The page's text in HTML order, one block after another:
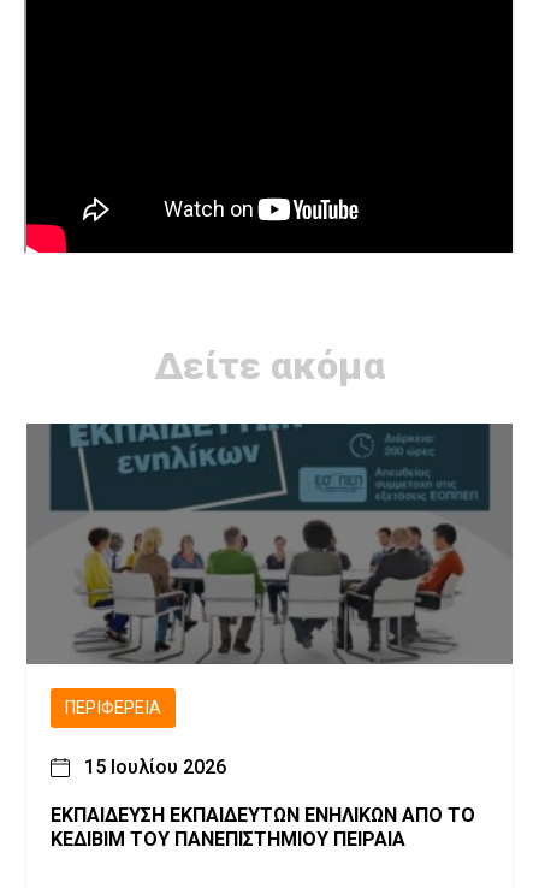
Δείτε ακόμα
ΠΕΡΙΦΈΡΕΙΑ
15 Ιουλίου 2026
ΕΚΠΑΙΔΕΥΣΗ ΕΚΠΑΙΔΕΥΤΩΝ ΕΝΗΛΙΚΩΝ ΑΠΟ ΤΟ
ΚΕΔΙΒΙΜ ΤΟΥ ΠΑΝΕΠΙΣΤΗΜΙΟΥ ΠΕΙΡΑΙΑ